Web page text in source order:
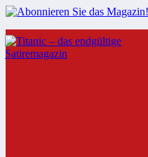
Zum
Inhalt
springen